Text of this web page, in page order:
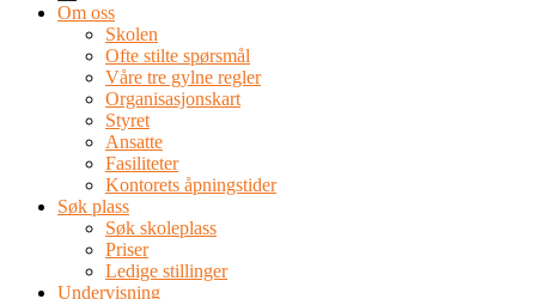
Om oss
Skolen
Ofte stilte spørsmål
Våre tre gylne regler
Organisasjonskart
Styret
Ansatte
Fasiliteter
Kontorets åpningstider
Søk plass
Søk skoleplass
Priser
Ledige stillinger
Undervisning